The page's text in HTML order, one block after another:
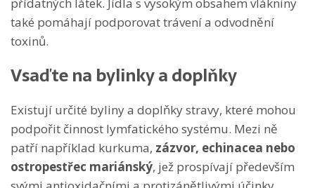
také pomáhají podporovat trávení a odvodnění
toxinů.
Vsaďte na bylinky a doplňky
Existují určité byliny a doplňky stravy, které mohou
podpořit činnost lymfatického systému. Mezi ně
patří například kurkuma, zázvor, echinacea nebo
ostropestřec mariánský, jež prospívají především